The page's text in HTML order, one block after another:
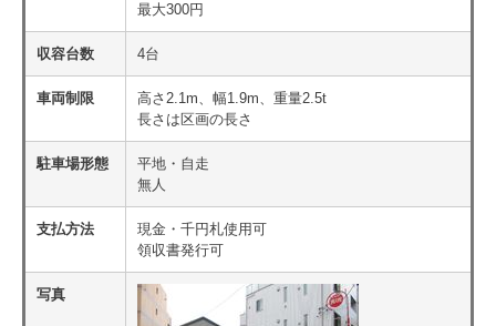
最大300円
収容台数 4台
車両制限
高さ2.1m、幅1.9m、重量2.5t
長さは区画の長さ
駐車場形態
平地・自走
無人
支払方法
現金・千円札使用可
領収書発行可
写真